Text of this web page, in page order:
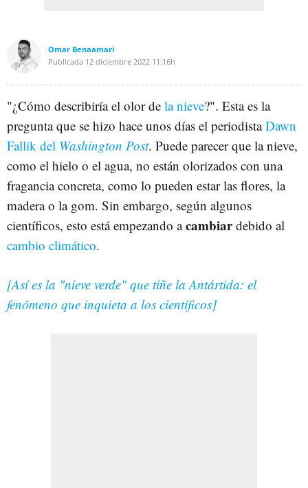
Omar Benaamari
Publicada 12 diciembre 2022 11:16h
"¿Cómo describiría el olor de la nieve?". Esta es la
pregunta que se hizo hace unos días el periodistaDawn
Fallik del Washington Post. Puede parecer que la nieve,
como el hielo o el agua, no están olorizados con una
fragancia concreta, como lo pueden estar las flores, la
madera o la gom. Sin embargo, según algunos
científicos, esto está empezando acambiardebido al
cambio climático.
[Así es la "nieve verde" que tiñe la Antártida: el
fenómeno que inquieta a los científicos]